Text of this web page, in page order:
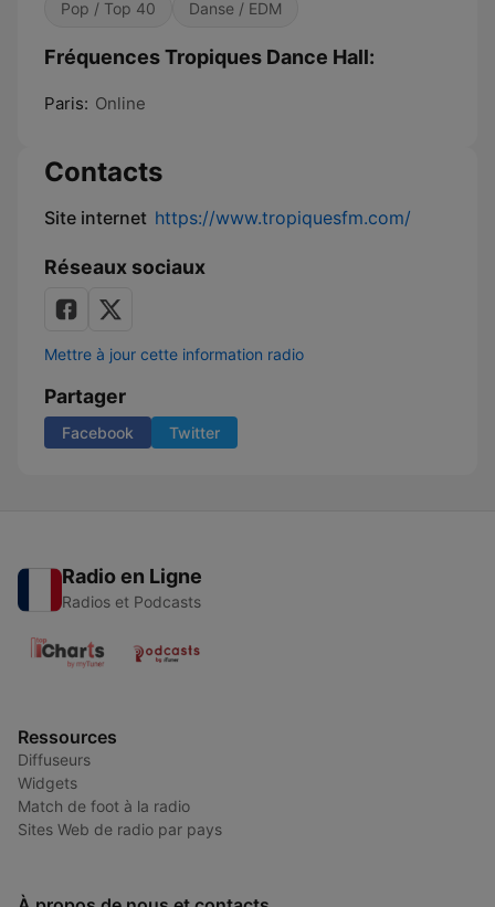
Pop / Top 40 Danse / EDM
Fréquences Tropiques Dance Hall:
Paris: Online
Contacts
Site internet https://www.tropiquesfm.com/
Réseaux sociaux
Mettre à jour cette information radio
Partager
Facebook Twitter
Radio en Ligne
Radios et Podcasts
Ressources
Diffuseurs
Widgets
Match de foot à la radio
Sites Web de radio par pays